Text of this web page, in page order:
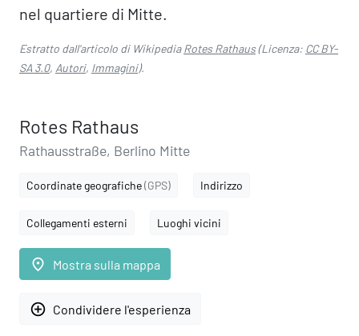
nel quartiere di Mitte.
Estratto dall'articolo di WikipediaRotes Rathaus(Licenza: CC BY-
SA 3.0, Autori, Immagini).
Rotes Rathaus
Rathausstraße, Berlino Mitte
Coordinate geografiche(GPS) Indirizzo
Collegamenti esterni Luoghi vicini
place Mostra sulla mappa
add_circle_outline Condividere l'esperienza